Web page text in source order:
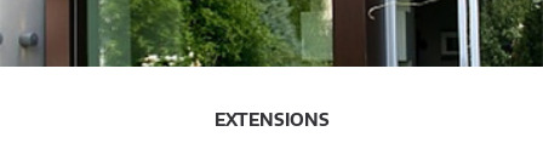
EXTENSIONS